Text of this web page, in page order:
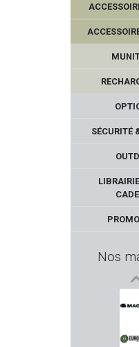
SÉCURITÉ
Nos